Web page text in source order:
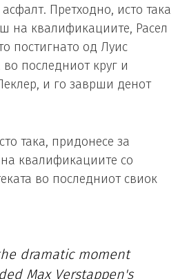
Претходно, исто така
на квалификациите, Расел
постигнато од Луис
последниот круг и
и го заврши денот
така, придонесе за
квалификациите со
во последниот свиок
dramatic moment
Max Verstappen's